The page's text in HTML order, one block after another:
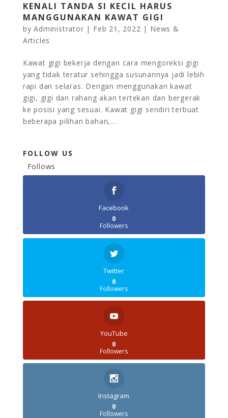
KENALI TANDA SI KECIL HARUS
MANGGUNAKAN KAWAT GIGI
byAdministrator | Feb 21, 2022 | News &
Articles
Kawat gigi bekerja dengan cara mengoreksi gigi
yang tidak teratur sehingga susunannya jadi lebih
rapi dan selaras. Dengan menggunakan kawat
gigi, gigi dan rahang akan tertekan dan bergerak
ke posisi yang sesuai. Kawat gigi sendiri terbuat
beberapa pilihan bahan,...
FOLLOW US
Follows
Facebook
0
Followers
Twitter
0
Followers
YouTube
0
Followers
Instagram
0
Followers